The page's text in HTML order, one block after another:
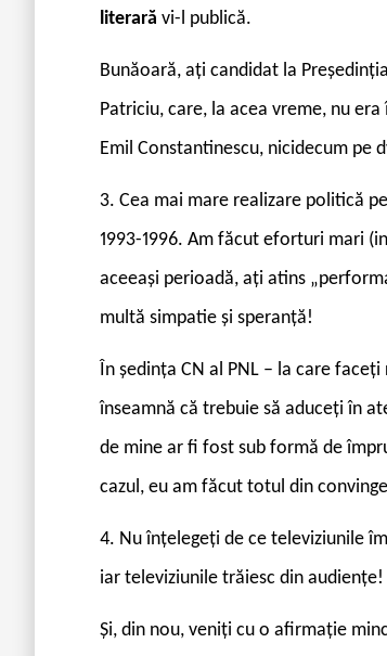
literară vi-l publică.
Bunăoară, ați candidat la
Patriciu, care, la acea vreme, nu
Emil Constantinescu, nicidecum pe
3. Cea mai mare realizare politică
1993-1996. Am făcut eforturi mari
aceeași perioadă, ați atins
multă simpatie și speranță!
În ședința CN al PNL – la care
înseamnă că trebuie să aduceți în
de mine ar fi fost sub formă de
cazul, eu am făcut totul din
4. Nu înțelegeți de ce televiziunile
iar televiziunile trăiesc din audiențe!
Și, din nou, veniți cu o afirmație